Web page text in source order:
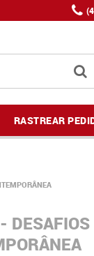
RASTREAR